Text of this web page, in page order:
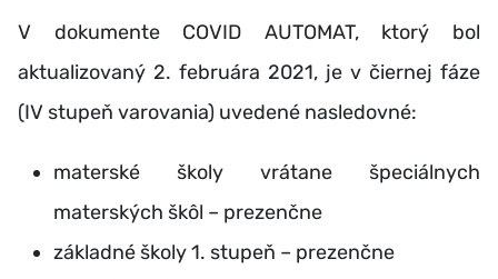
V dokumente COVID AUTOMAT, ktorý bol
aktualizovaný 2. februára 2021, je v čiernej fáze
(IV stupeň varovania) uvedené nasledovné:
materské školy vrátane špeciálnych
materských škôl – prezenčne
základné školy 1. stupeň – prezenčne